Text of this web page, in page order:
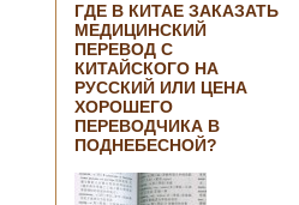
ГДЕ В КИТАЕ ЗАКАЗАТЬ
МЕДИЦИНСКИЙ
ПЕРЕВОД С
КИТАЙСКОГО НА
РУССКИЙ ИЛИ ЦЕНА
ХОРОШЕГО
ПЕРЕВОДЧИКА В
ПОДНЕБЕСНОЙ?